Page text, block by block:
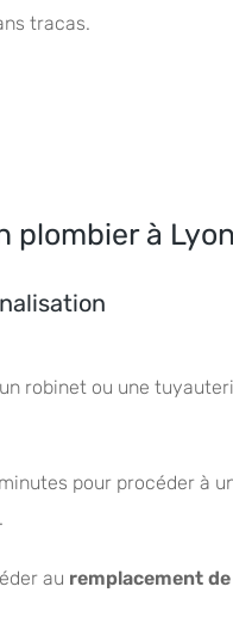
tracas.
plombier à
robinet ou une
pour procéder à
.
au remplacement de